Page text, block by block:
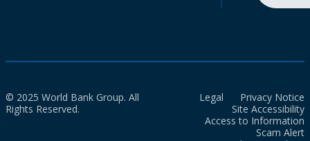
© 2025 World Bank Group. All
Rights Reserved.
Legal
Privacy Notice
Site Accessibility
Access to Information
Scam Alert